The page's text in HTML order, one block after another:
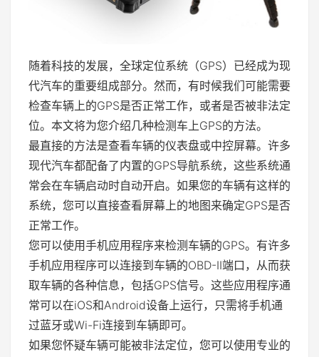
随着科技的发展，全球定位系统（GPS）已经成为现
代汽车的重要组成部分。然而，有时候我们可能需要
检查车辆上的GPS是否正常工作，或者是否被非法定
位。本文将为您介绍几种检测车上GPS的方法。
最直接的方法是查看车辆的仪表盘或中控屏幕。许多
现代汽车都配备了内置的GPS导航系统，这些系统通
常会在车辆启动时自动开启。如果您的车辆有这样的
系统，您可以直接查看屏幕上的地图来确定GPS是否
正常工作。
您可以使用手机应用程序来检测车辆的GPS。有许多
手机应用程序可以连接到车辆的OBD-II端口，从而获
取车辆的各种信息，包括GPS信号。这些应用程序通
常可以在iOS和Android设备上运行，只需将手机通
过蓝牙或Wi-Fi连接到车辆即可。
如果您怀疑车辆可能被非法定位，您可以使用专业的